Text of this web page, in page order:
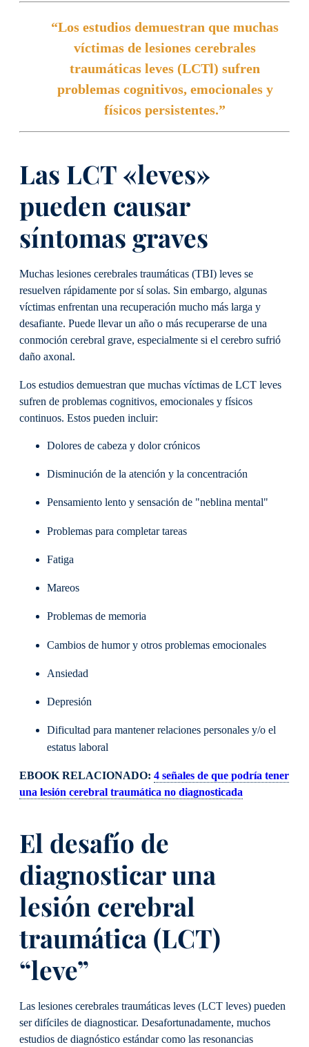
“Los estudios demuestran que muchas
víctimas de lesiones cerebrales
traumáticas leves (LCTl) sufren
problemas cognitivos, emocionales y
físicos persistentes.”
Las LCT «leves»
pueden causar
síntomas graves
Muchas lesiones cerebrales traumáticas (TBI) leves se
resuelven rápidamente por sí solas. Sin embargo, algunas
víctimas enfrentan una recuperación mucho más larga y
desafiante. Puede llevar un año o más recuperarse de una
conmoción cerebral grave, especialmente si el cerebro sufrió
daño axonal.
Los estudios demuestran que muchas víctimas de LCT leves
sufren de problemas cognitivos, emocionales y físicos
continuos. Estos pueden incluir:
Dolores de cabeza y dolor crónicos
Disminución de la atención y la concentración
Pensamiento lento y sensación de "neblina mental"
Problemas para completar tareas
Fatiga
Mareos
Problemas de memoria
Cambios de humor y otros problemas emocionales
Ansiedad
Depresión
Dificultad para mantener relaciones personales y/o el
estatus laboral
EBOOK RELACIONADO: 4 señales de que podría tener
una lesión cerebral traumática no diagnosticada
El desafío de
diagnosticar una
lesión cerebral
traumática (LCT)
“leve”
Las lesiones cerebrales traumáticas leves (LCT leves) pueden
ser difíciles de diagnosticar. Desafortunadamente, muchos
estudios de diagnóstico estándar como las resonancias